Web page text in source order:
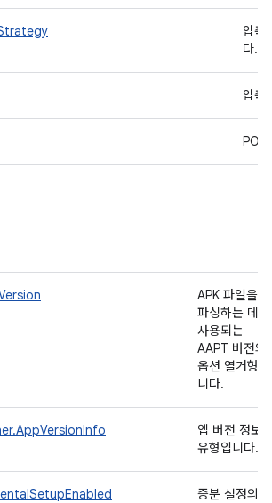
압축
다.
압축
APK 파일을
파싱하는 데
사용되는
AAPT 버전의
옵션 열거형입
니다.
앱 버전 정보
유형입니다.
증분 설정의